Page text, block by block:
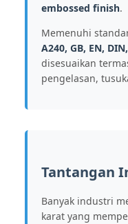
embossed finish.
Memenuhi
A240, GB, EN,
disesuaikan
pengelasan,
Tantangan
Banyak industri
karat yang